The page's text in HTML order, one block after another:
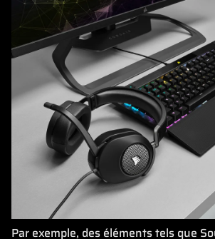
Par exemple, des éléments tels que